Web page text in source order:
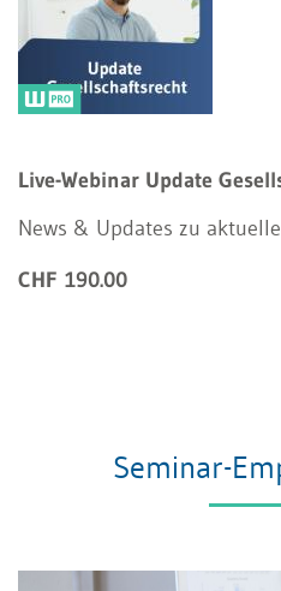
Live-Webinar Update
News & Updates zu
CHF 190.00
Seminar-